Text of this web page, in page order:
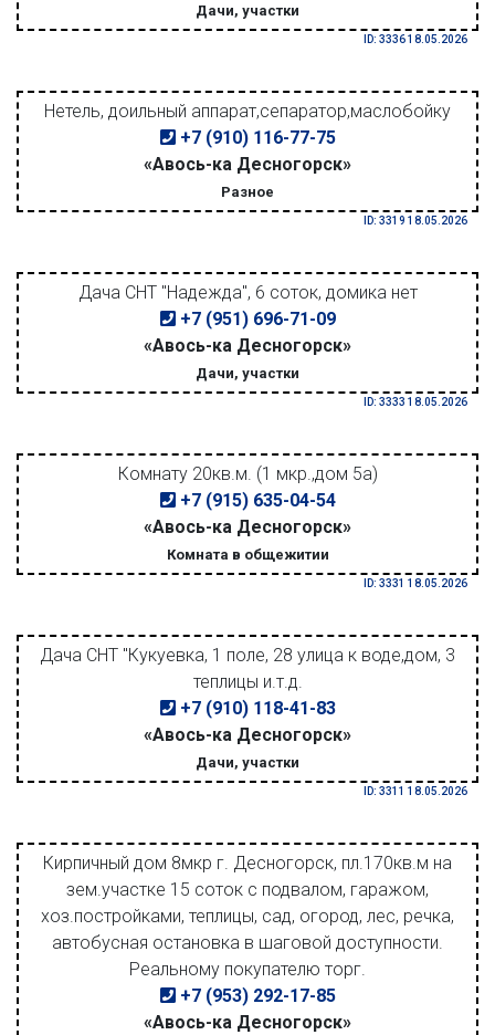
Дачи, участки
ID: 3336 18.05.2026
Нетель, доильный аппарат,сепаратор,маслобойку
+7 (910) 116-77-75
«Авось-ка Десногорск»
Разное
ID: 3319 18.05.2026
Дача СНТ "Надежда", 6 соток, домика нет
+7 (951) 696-71-09
«Авось-ка Десногорск»
Дачи, участки
ID: 3333 18.05.2026
Комнату 20кв.м. (1 мкр.,дом 5а)
+7 (915) 635-04-54
«Авось-ка Десногорск»
Комната в общежитии
ID: 3331 18.05.2026
Дача СНТ "Кукуевка, 1 поле, 28 улица к воде,дом, 3
теплицы и.т.д.
+7 (910) 118-41-83
«Авось-ка Десногорск»
Дачи, участки
ID: 3311 18.05.2026
Кирпичный дом 8мкр г. Десногорск, пл.170кв.м на
зем.участке 15 соток с подвалом, гаражом,
хоз.постройками, теплицы, сад, огород, лес, речка,
автобусная остановка в шаговой доступности.
Реальному покупателю торг.
+7 (953) 292-17-85
«Авось-ка Десногорск»